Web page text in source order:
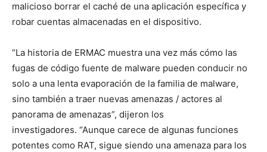
malicioso borrar el caché de una aplicación específica y
robar cuentas almacenadas en el dispositivo.
“La historia de ERMAC muestra una vez más cómo las
fugas de código fuente de malware pueden conducir no
solo a una lenta evaporación de la familia de malware,
sino también a traer nuevas amenazas / actores al
panorama de amenazas”, dijeron los
investigadores. “Aunque carece de algunas funciones
potentes como RAT, sigue siendo una amenaza para los